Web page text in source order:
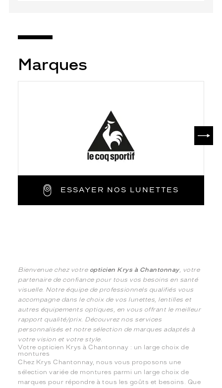
Marques
ESSAYER NOS LUNETTES
Bienvenue chez votre opticien Krys à Chantonnay, votre
partenaire de confiance pour tous vos besoins en santé
visuelle. Notre équipe de professionnels qualifiés vous
accompagne dans le choix de vos lunettes, lentilles et
autres équipements optiques, en vous offrant le meilleur
rapport qualité/prix. Découvrez nos services
personnalisés et notre sélection de marques adaptés à
votre vision et votre style.
Votre opticien Krys à Chantonnay : un large choix de
montures
Chez Krys Chantonnay, nous vous proposons une
sélection variée de montures parmi un large choix de
marques pour répondre à tous les goûts et besoins. Que